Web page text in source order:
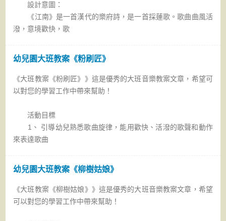
設計意圖：
《江南》是一首漢代的樂府詩，是一首採蓮歌。歌曲曲風活
潑，意境歡快，歌
幼兒園大班教案《粉刷匠》
《大班教案《粉刷匠》》這是優秀的大班音樂教案文章，希望可
以對您的學習工作中帶來幫助！
活動目標
1、 引導幼兒熟悉歌曲旋律，能用歡快、活潑的歌聲和動作
來表達歌曲
幼兒園大班教案《柳樹姑娘》
《大班教案《柳樹姑娘》》這是優秀的大班音樂教案文章，希望
可以對您的學習工作中帶來幫助！